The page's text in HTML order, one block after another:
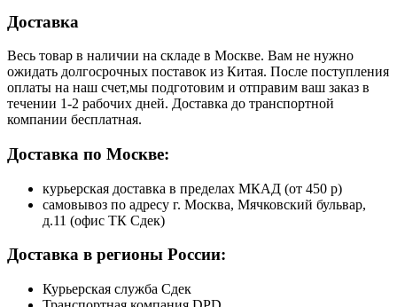
Доставка
Весь товар в наличии на складе в Москве. Вам не нужно
ожидать долгосрочных поставок из Китая. После поступления
оплаты на наш счет,мы подготовим и отправим ваш заказ в
течении 1-2 рабочих дней. Доставка до транспортной
компании бесплатная.
Доставка по Москве:
курьерская доставка в пределах МКАД (от 450 р)
самовывоз по адресу г. Москва, Мячковский бульвар,
д.11 (офис ТК Сдек)
Доставка в регионы России:
Курьерская служба Сдек